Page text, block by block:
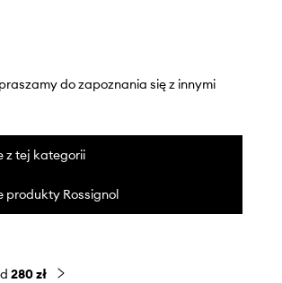
do zapoznania się z innymi
z tej kategorii
produkty Rossignol
280 zł